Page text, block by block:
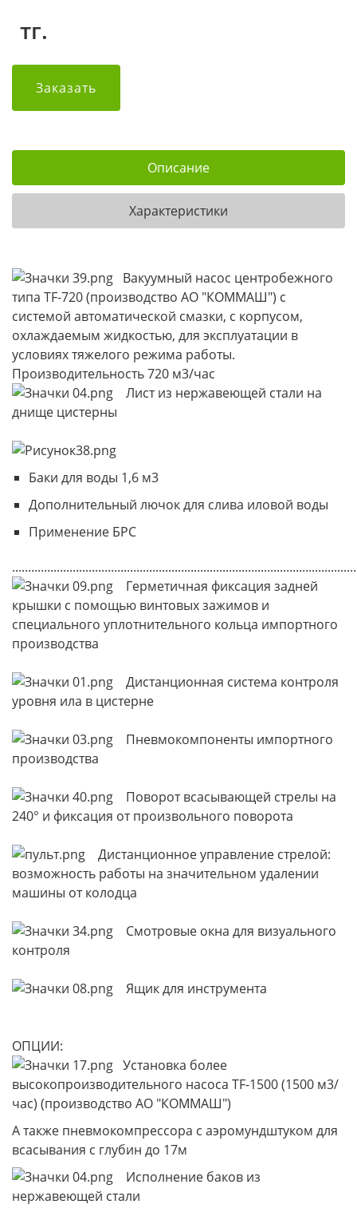
тг.
Заказать
Описание
Характеристики
Вакуумный насос центробежного
типа TF-720 (производство АО "КОММАШ") с
системой автоматической смазки, с корпусом,
охлаждаемым жидкостью, для эксплуатации в
условиях тяжелого режима работы.
Производительность 720 м3/час
Лист из нержавеющей стали на
днище цистерны
Баки для воды 1,6 м3
Дополнительный лючок для слива иловой воды
Применение БРС
Герметичная фиксация задней
крышки с помощью винтовых зажимов и
специального уплотнительного кольца импортного
производства
Дистанционная система контроля
уровня ила в цистерне
Пневмокомпоненты импортного
производства
Поворот всасывающей стрелы на
240° и фиксация от произвольного поворота
Дистанционное управление стрелой:
возможность работы на значительном удалении
машины от колодца
Смотровые окна для визуального
контроля
Ящик для инструмента
ОПЦИИ:
Установка более
высокопроизводительного насоса TF-1500 (1500 м3/
час) (производство АО "КОММАШ")
А также пневмокомпрессора с аэромундштуком для
всасывания с глубин до 17м
Исполнение баков из
нержавеющей стали